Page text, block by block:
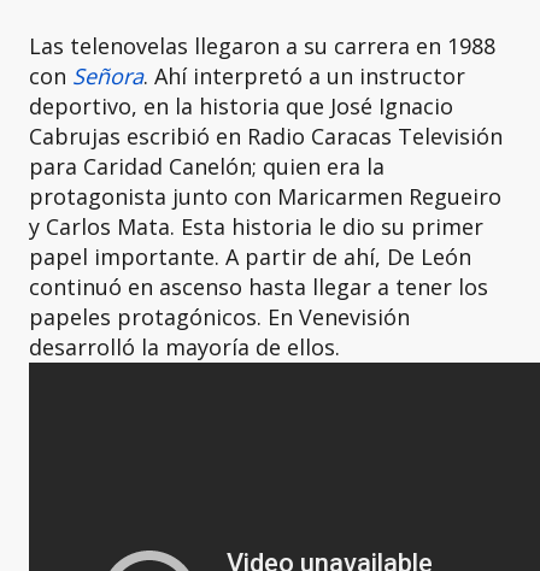
Las telenovelas llegaron a su carrera en 1988
con Señora. Ahí interpretó a un instructor
deportivo, en la historia que José Ignacio
Cabrujas escribió en Radio Caracas Televisión
para Caridad Canelón; quien era la
protagonista junto con Maricarmen Regueiro
y Carlos Mata. Esta historia le dio su primer
papel importante. A partir de ahí, De León
continuó en ascenso hasta llegar a tener los
papeles protagónicos. En Venevisión
desarrolló la mayoría de ellos.